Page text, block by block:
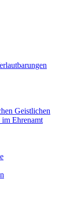
Geistlichen
Ehrenamt